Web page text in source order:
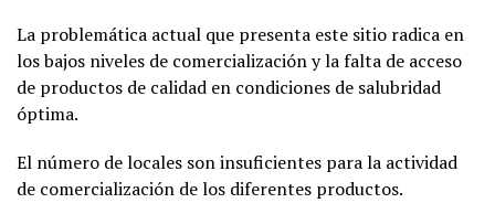
La problemática actual que presenta este sitio radica en
los bajos niveles de comercialización y la falta de acceso
de productos de calidad en condiciones de salubridad
óptima.
El número de locales son insuficientes para la actividad
de comercialización de los diferentes productos.